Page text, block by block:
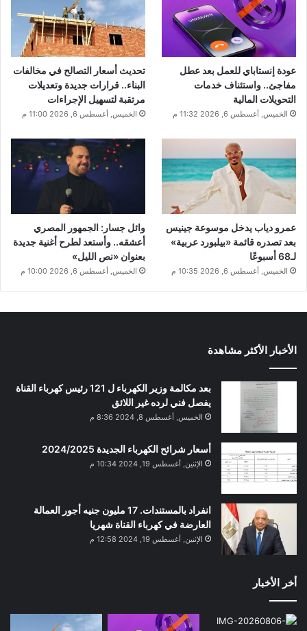
عودة إنستاباي للعمل بعد عطل
مفاجئ.. واستئناف خدمات
التحويلات المالية
الخميس, أغسطس 6, 2026 11:32 م
تحديث أسعار التصالح في مخالفات
البناء.. قرارات جديدة وتعديلات
مرتقبة لتسهيل الإجراءات
الخميس, أغسطس 6, 2026 11:00 م
عمرو دياب يدخل موسوعة جينيس
بعد تصدره قائمة «بيلبورد عربية»
لـ68 أسبوعًا
الخميس, أغسطس 6, 2026 10:35 م
وائل جسار: الجمهور المصري
أعشقه.. وأستعد لطرح أغنية جديدة
بعنوان «نص الليل»
الخميس, أغسطس 6, 2026 10:00 م
الأخبار الأكثر مشاهدة
بعد مكالمة وزير الكهرباء ل 121 رئيس كهرباء القناة
يفصل فني لرده غير اللائق
الخميس, أغسطس 8, 2024 8:36 م
أسعار شرائح الكهرباء الجديدة 2024/2025
الإثنين, أغسطس 19, 2024 10:34 م
انفراد بالمستندات. 17 مليون جنيه أجور العمالة
العارضة في كهرباء القناة شهريا
الإثنين, أغسطس 19, 2024 12:58 م
أخر الأخبار